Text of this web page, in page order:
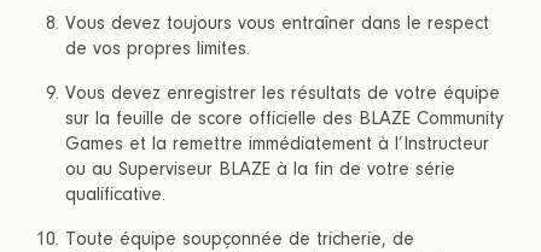
Vous devez toujours vous entraîner dans le respect
de vos propres limites.
Vous devez enregistrer les résultats de votre équipe
sur la feuille de score officielle des BLAZE Community
Games et la remettre immédiatement à l’Instructeur
ou au Superviseur BLAZE à la fin de votre série
qualificative.
Toute équipe soupçonnée de tricherie, de